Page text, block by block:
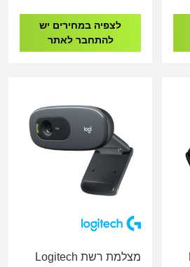
לצפיה במחירים יש
להתחבר לאתר
מצלמת רשת Logitech